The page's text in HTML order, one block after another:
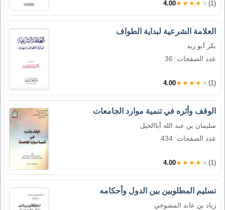
4.00★★★★★ (1)
العلامة الشرعية لبداية الطواف
بكر أبو زيد
عدد الصفحات: 36
4.00★★★★★ (1)
الوقف وأثره في تنمية موارد الجامعات
سليمان بن عبد الله أباالخيل
عدد الصفحات: 434
4.00★★★★★ (1)
تسليم المطلوبين بين الدول وأحكامه
زياد بن عابد المشوخي